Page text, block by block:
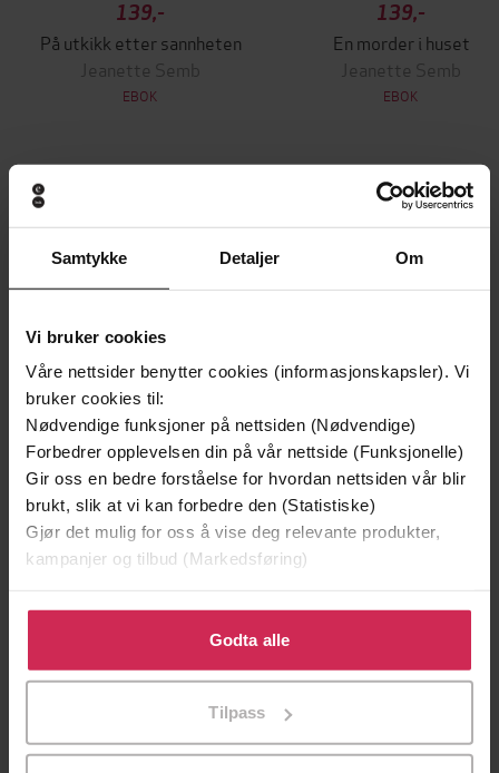
Samtykke Detaljer Om
Vi bruker cookies
Våre nettsider benytter cookies (informasjonskapsler). Vi
bruker cookies til:
Nødvendige funksjoner på nettsiden (Nødvendige)
Forbedrer opplevelsen din på vår nettside (Funksjonelle)
Gir oss en bedre forståelse for hvordan nettsiden vår blir
brukt, slik at vi kan forbedre den (Statistiske)
Gjør det mulig for oss å vise deg relevante produkter,
kampanjer og tilbud (Markedsføring)
Klikk på «Godta alle» for å gi oss ditt samtykke til å
bruke cookies for alle disse formålene. Du kan også
tilpasse ditt samtykke til spesifikke formål ved å klikke
Godta alle
Tilpass
139,-
På utkikk etter sannheten
Jeanette Semb
EBOK
139,-
En morder i huset
Jeanette Semb
EBOK
Andre har også kjøpt
39,-
Forbudt lidenskap
Kitty Summers
49,-
Annikki Øvergård